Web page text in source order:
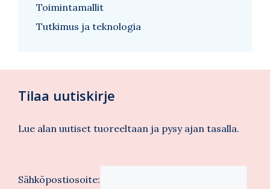
Toimintamallit
Tutkimus ja teknologia
Tilaa uutiskirje
Lue alan uutiset tuoreeltaan ja pysy ajan tasalla.
Sähköpostiosoite: